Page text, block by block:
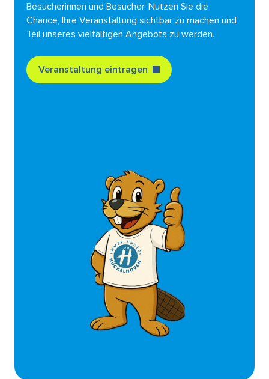
Besucherinnen und Besucher. Nutzen Sie die
Chance, Ihre Veranstaltung sichtbar zu machen und
Teil unseres vielfältigen Angebots zu werden.
Veranstaltung eintragen